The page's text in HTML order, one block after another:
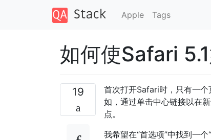
Apple Tags
如何使Safari
19
首次打开Safari时，只有一
如，通过单击中心链接以在
点。
我希望在“首选项”中找到一